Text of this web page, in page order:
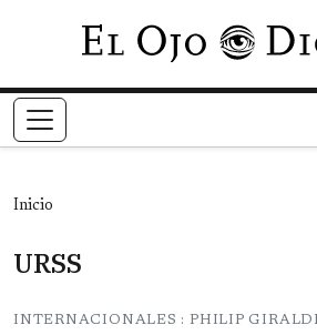
Pasar al
Inicio
URSS
INTERNACIONALES : PHILIP